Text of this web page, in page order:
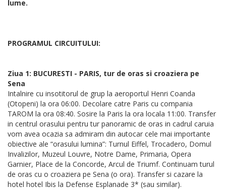
lume.
PROGRAMUL CIRCUITULUI:
Ziua 1: BUCURESTI - PARIS, tur de oras si croaziera pe
Sena
Intalnire cu insotitorul de grup la aeroportul Henri Coanda
(Otopeni) la ora 06:00. Decolare catre Paris cu compania
TAROM la ora 08:40. Sosire la Paris la ora locala 11:00. Transfer
in centrul orasului pentru tur panoramic de oras in cadrul caruia
vom avea ocazia sa admiram din autocar cele mai importante
obiective ale “orasului lumina”: Turnul Eiffel, Trocadero, Domul
Invalizilor, Muzeul Louvre, Notre Dame, Primaria, Opera
Garnier, Place de la Concorde, Arcul de Triumf. Continuam turul
de oras cu o croaziera pe Sena (o ora). Transfer si cazare la
hotel hotel Ibis la Defense Esplanade 3* (sau similar).